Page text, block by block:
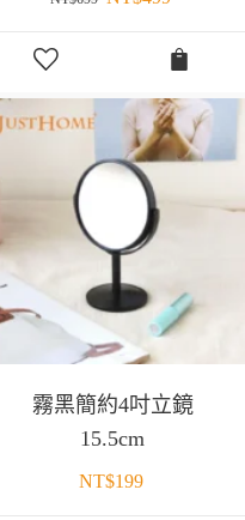
霧黑簡約4吋立鏡
15.5cm
NT$199